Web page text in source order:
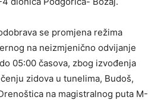
se promjena režima
na neizmjenično odvijanje
05:00 časova, zbog izvođenja
zidova u tunelima, Budoš,
na magistralnog puta M-